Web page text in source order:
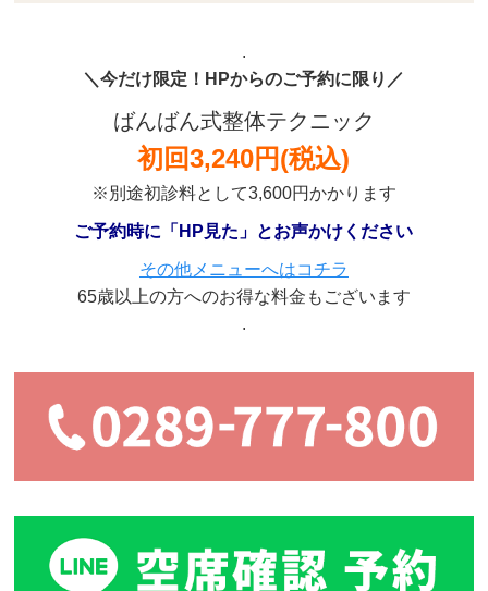
.
＼今だけ限定！HPからのご予約に限り／
ばんばん式整体テクニック
初回3,240円(税込)
※別途初診料として3,600円かかります
ご予約時に「HP見た」とお声かけください
その他メニューへはコチラ
65歳以上の方へのお得な料金もございます
.